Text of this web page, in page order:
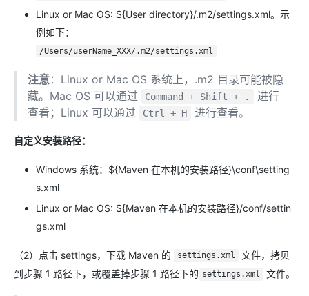
Linux or Mac OS: ${User directory}/.m2/settings.xml。示
例如下：
/Users/userName_XXX/.m2/settings.xml
注意：Linux or Mac OS 系统上，.m2 目录可能被隐
藏。Mac OS 可以通过
Command + Shift + .
进行
查看；Linux 可以通过
Ctrl + H 进行查看。
自定义安装路径：
Windows 系统：${Maven 在本机的安装路径}\conf\setting
s.xml
Linux or Mac OS: ${Maven 在本机的安装路径}/conf/settin
gs.xml
（2）点击 settings，下载 Maven 的 settings.xml
文件，拷贝
到步骤 1 路径下，或覆盖掉步骤 1 路径下的 settings.xml 文件。